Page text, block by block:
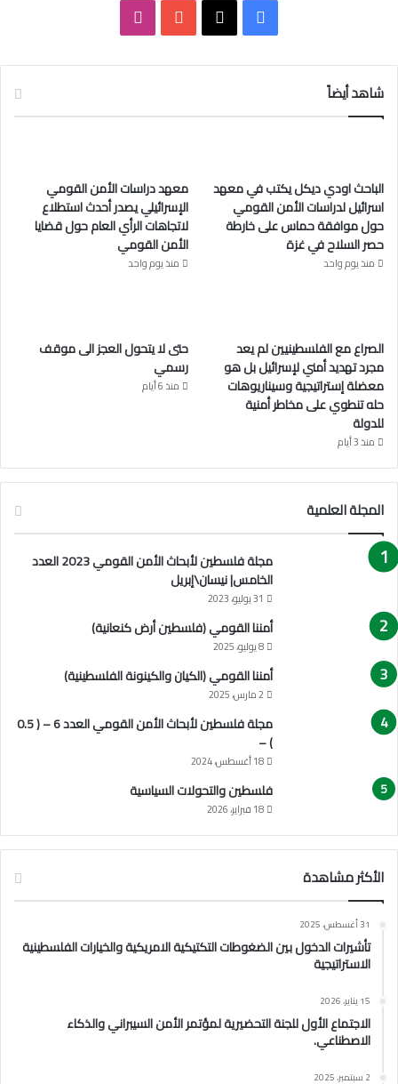
ب
ك
u
u
b
e
ت
ر
ا
م
شاهد أيضاً
الباحث اودي ديكل يكتب في معهد
اسرائيل لدراسات الأمن القومي
حول موافقة حماس على خارطة
حصر السلاح في غزة
منذ يوم واحد
معهد دراسات الأمن القومي
الإسرائيلي يصدر أحدث استطلاع
لاتجاهات الرأي العام حول قضايا
الأمن القومي
منذ يوم واحد
الصراع مع الفلسطينيين لم يعد
مجرد تهديد أمني لإسرائيل بل هو
معضلة إستراتيجية وسيناريوهات
حله تنطوي على مخاطر أمنية
للدولة
منذ 3 أيام
حتى لا يتحول العجز الى موقف
رسمي
منذ 6 أيام
المجلة العلمية
مجلة فلسطين لأبحاث الأمن القومي 2023 العدد
الخامس| نيسان\إبريل
31 يوليو، 2023
أمننا القومي (فلسطين أرض كنعانية)
8 يوليو، 2025
أمننا القومي (الكيان والكينونة الفلسطينية)
2 مارس، 2025
مجلة فلسطين لأبحاث الأمن القومي العدد 6 – ( 0.5
) –
18 أغسطس، 2024
فلسطين والتحولات السياسية
18 فبراير، 2026
الأكثر مشاهدة
31 أغسطس، 2025
تأشيرات الدخول بين الضغوطات التكتيكية الامريكية والخيارات الفلسطينية
الاستراتيجية
15 يناير، 2026
الاجتماع الأول للجنة التحضيرية لمؤتمر الأمن السيبراني والذكاء
الاصطناعي.
2 سبتمبر، 2025